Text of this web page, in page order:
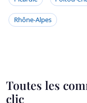
Rhône-Alpes
Toutes les
clic